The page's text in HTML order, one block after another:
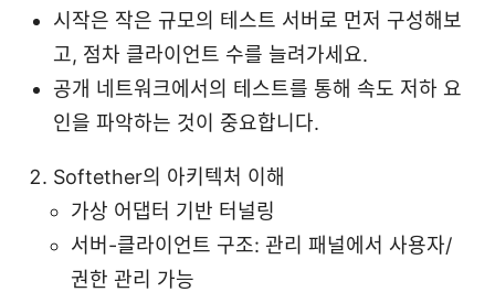
시작은 작은 규모의 테스트 서버로 먼저 구성해보
고, 점차 클라이언트 수를 늘려가세요.
공개 네트워크에서의 테스트를 통해 속도 저하 요
인을 파악하는 것이 중요합니다.
Softether의 아키텍처 이해
가상 어댑터 기반 터널링
서버-클라이언트 구조: 관리 패널에서 사용자/
권한 관리 가능